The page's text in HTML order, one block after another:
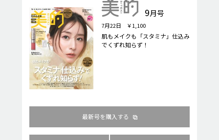
9月号
7月22日 ￥1,100
肌もメイクも「スタミナ」仕込み
でくずれ知らず！
最新号を購入する